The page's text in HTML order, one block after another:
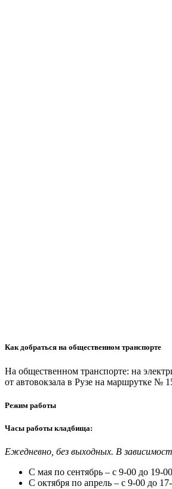
Как добраться на общественном транспорте
На общественном транспорте: на
от автовокзала в Рузе на маршрутке №
Режим работы
Часы работы кладбища:
Ежедневно, без выходных. В
С мая по сентябрь – с 9-00 до 19-
С октября по апрель – с 9-00 до